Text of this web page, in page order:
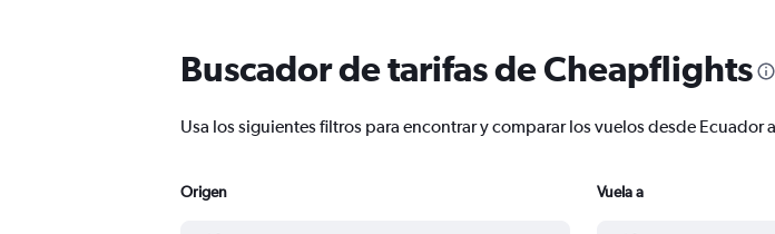
Buscador de tarifas de Cheapflights
Usa los siguientes filtros para encontrar y comparar los vuelos desde Ecuador
Origen Vuela a